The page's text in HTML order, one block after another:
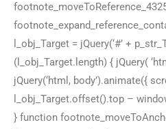
l_obj_Target = jQuery(‘#’ +
(l_obj_Target.length) { jQuery(
jQuery(‘html, body’).animate({
l_obj_Target.offset().top –
} function